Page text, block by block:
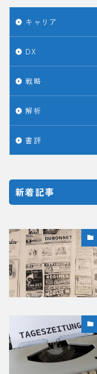
キャリア
DX
戦略
解析
書評
新着記事